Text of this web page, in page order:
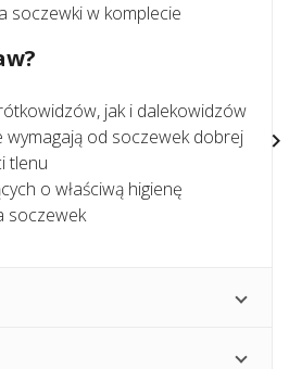
soczewki w komplecie
jak i dalekowidzów
wymagają od soczewek dobrej
tlenu
o właściwą higienę
soczewek
